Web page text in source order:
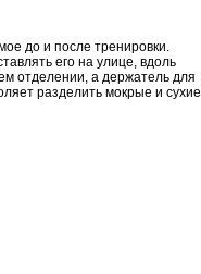
до и после тренировки.
его на улице, вдоль
отделении, а держатель для
разделить мокрые и сухие